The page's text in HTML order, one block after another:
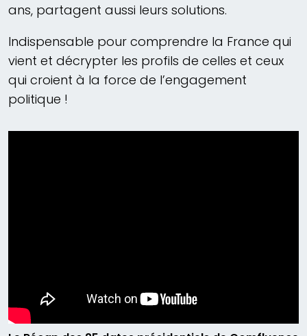
ans, partagent aussi leurs solutions.
Indispensable pour comprendre la France qui
vient et décrypter les profils de celles et ceux
qui croient à la force de l’engagement
politique !